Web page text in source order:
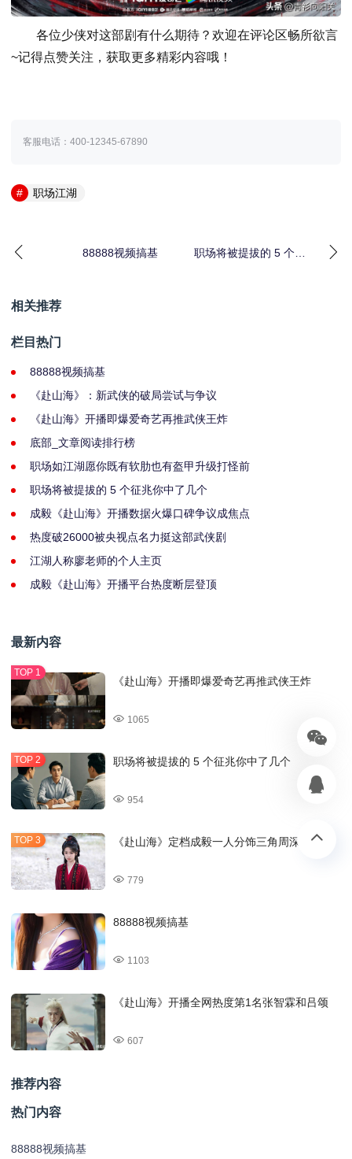
各位少侠对这部剧有什么期待？欢迎在评论区畅所欲言
~记得点赞关注，获取更多精彩内容哦！
客服电话：400-12345-67890
职场江湖
88888视频搞基
职场将被提拔的 5 个征
相关推荐
栏目热门
88888视频搞基
《赴山海》：新武侠的破局尝试与争议
《赴山海》开播即爆爱奇艺再推武侠王炸
底部_文章阅读排行榜
职场如江湖愿你既有软肋也有盔甲升级打怪前
职场将被提拔的 5 个征兆你中了几个
成毅《赴山海》开播数据火爆口碑争议成焦点
热度破26000被央视点名力挺这部武侠剧
江湖人称廖老师的个人主页
成毅《赴山海》开播平台热度断层登顶
最新内容
《赴山海》开播即爆爱奇艺再推武侠王炸
1065
职场将被提拔的 5 个征兆你中了几个
954
《赴山海》定档成毅一人分饰三角周深汪苏泷
779
88888视频搞基
1103
《赴山海》开播全网热度第1名张智霖和吕颂
607
推荐内容
热门内容
88888视频搞基